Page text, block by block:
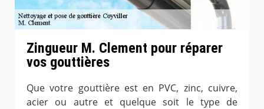
Zingueur M. Clement pour réparer
vos gouttières
Que votre gouttière est en PVC, zinc, cuivre,
acier ou autre et quelque soit le type de